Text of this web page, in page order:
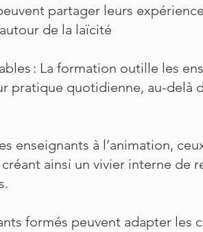
partager leurs
de la laïcité
: La formation outille les
pratique quotidienne, au-delà
enseignants à l’animation,
ainsi un vivier interne de
formés peuvent adapter les